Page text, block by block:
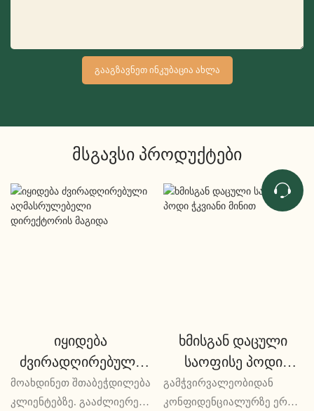
ᲒᲐᲐᲒᲖᲐᲕᲜᲔᲗ ᲘᲜᲙᲣᲑᲐᲪᲘᲐ ᲐᲮᲚᲐ
Მსგავსი Პროდუქტები
იყიდება
ძვირადღირებული
აღმასრულებელი
დირექტორის მაგიდა
მოახდინეთ შთაბეჭდილება
კლიენტებზე. გააძლიერეთ
ხმისგან დაცული
საოფისე პოდი
ჭკვიანი მინით
გამჭვირვალეობიდან
კონფიდენციალურზე ერთი